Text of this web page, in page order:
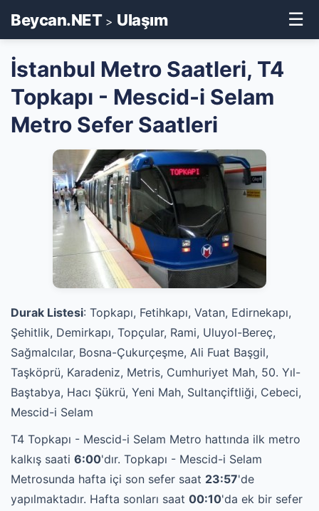
Beycan.NET> Ulaşım ☰
İstanbul Metro Saatleri, T4
Topkapı - Mescid-i Selam
Metro Sefer Saatleri
Durak Listesi: Topkapı, Fetihkapı, Vatan, Edirnekapı,
Şehitlik, Demirkapı, Topçular, Rami, Uluyol-Bereç,
Sağmalcılar, Bosna-Çukurçeşme, Ali Fuat Başgil,
Taşköprü, Karadeniz, Metris, Cumhuriyet Mah, 50. Yıl-
Baştabya, Hacı Şükrü, Yeni Mah, Sultançiftliği, Cebeci,
Mescid-i Selam
T4 Topkapı - Mescid-i Selam Metro hattında ilk metro
kalkış saati 6:00'dır. Topkapı - Mescid-i Selam
Metrosunda hafta içi son sefer saat 23:57'de
yapılmaktadır. Hafta sonları saat 00:10'da ek bir sefer